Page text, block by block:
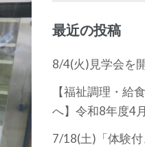
最近の投稿
8/4(火)見学会を
【福祉調理・給
へ】令和8年度4
7/18(土)「体験